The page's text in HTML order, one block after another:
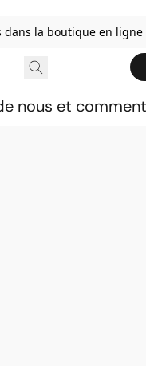
la boutique en ligne
nous et